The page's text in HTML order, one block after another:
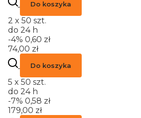
Do koszyka
2 x 50 szt.
do 24 h
-4% 0,60 zł
74,00 zł
Do koszyka
5 x 50 szt.
do 24 h
-7% 0,58 zł
179,00 zł